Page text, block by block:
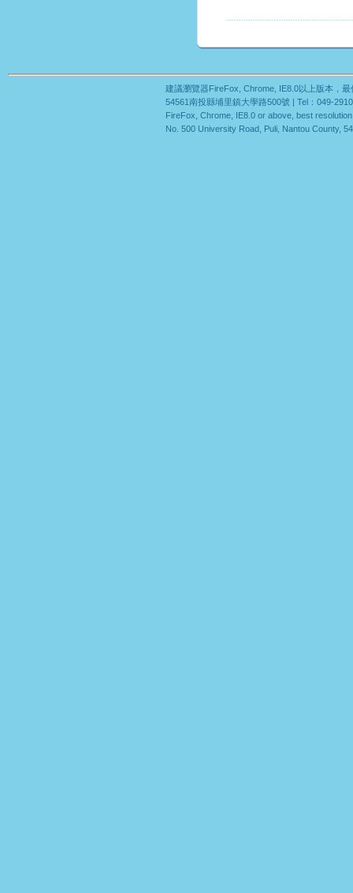
建議瀏覽器FireFox, Chrome, IE8.0以上版本，
54561南投縣埔里鎮大學路500號 | Tel：049-
FireFox, Chrome, IE8.0 or above, best
No. 500 University Road, Puli, Nantou County,